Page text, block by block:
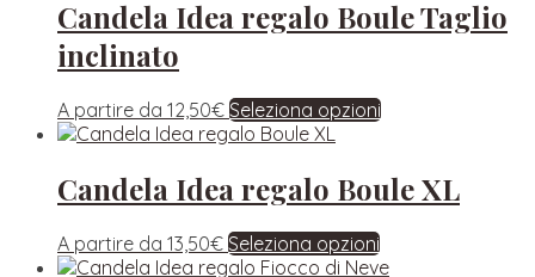
Candela Idea regalo Boule Taglio
inclinato
A partire da 12,50€ Seleziona opzioni
Candela Idea regalo Boule XL
A partire da 13,50€ Seleziona opzioni